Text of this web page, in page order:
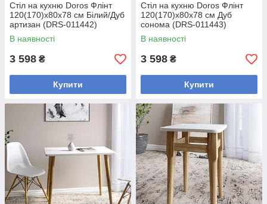
Стіл на кухню Doros Флінт
120(170)х80х78 см Білий/Дуб
артизан (DRS-011442)
В наявності
3 598 ₴
Купити
Стіл на кухню Doros Флінт
120(170)х80х78 см Дуб
сонома (DRS-011443)
В наявності
3 598 ₴
Купити